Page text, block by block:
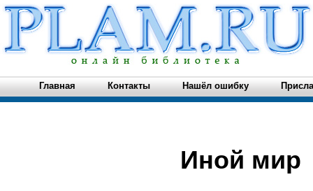
Главная Контакты Нашёл ошибку
Иной мир